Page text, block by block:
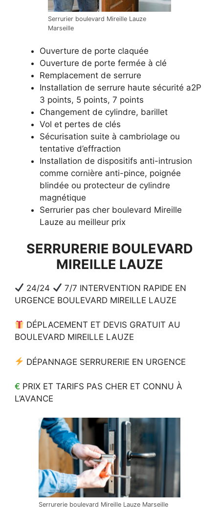
Serrurier boulevard Mireille Lauze
Marseille
Ouverture de porte claquée
Ouverture de porte fermée à clé
Remplacement de serrure
Installation de serrure haute sécurité a2P
3 points, 5 points, 7 points
Changement de cylindre, barillet
Vol et pertes de clés
Sécurisation suite à cambriolage ou
tentative d’effraction
Installation de dispositifs anti-intrusion
comme cornière anti-pince, poignée
blindée ou protecteur de cylindre
magnétique
Serrurier pas cher boulevard Mireille
Lauze au meilleur prix
SERRURERIE BOULEVARD
MIREILLE LAUZE
24/24
7/7 INTERVENTION RAPIDE EN
URGENCE BOULEVARD MIREILLE LAUZE
DÉPLACEMENT ET DEVIS GRATUIT AU
BOULEVARD MIREILLE LAUZE
DÉPANNAGE SERRURERIE EN URGENCE
€ PRIX ET TARIFS PAS CHER ET CONNU À
L’AVANCE
Serrurerie boulevard Mireille Lauze Marseille